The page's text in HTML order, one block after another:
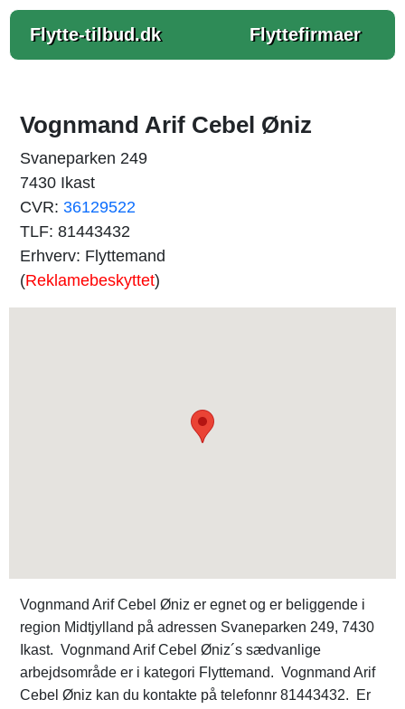
Flytte-tilbud.dk Flyttefirmaer
Vognmand Arif Cebel Øniz
Svaneparken 249
7430 Ikast
CVR: 36129522
TLF: 81443432
Erhverv: Flyttemand
(Reklamebeskyttet)
Vognmand Arif Cebel Øniz er egnet og er beliggende i
region Midtjylland på adressen Svaneparken 249, 7430
Ikast. Vognmand Arif Cebel Øniz´s sædvanlige
arbejdsområde er i kategori Flyttemand. Vognmand Arif
Cebel Øniz kan du kontakte på telefonnr 81443432. Er